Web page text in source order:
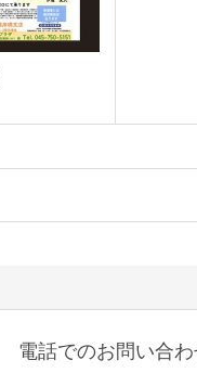
電話でのお問い合